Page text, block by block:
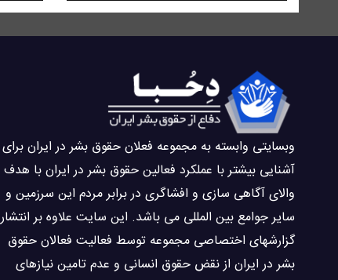
وبسايتى وابسته به مجموعه فعلان حقوق بشر در ایران برای
آشنایی بيشتر با عملکرد فعالین حقوق بشر در ایران با هدف
والاى آگاهى سازی و افشاگرى در برابر مردم این سرزمین و
ساير جوامع بین المللى می باشد. این سایت علاوه بر انتشار
گزارشهای اختصاصی مجموعه توسط فعاليت فعالان حقوق
بشر در ایران از نقض حقوق انسانی و عدم تامین نیازهای